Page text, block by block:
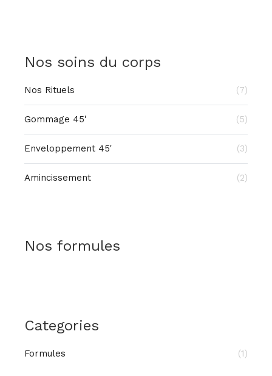
Nos soins du corps
Nos Rituels (7)
Gommage 45' (5)
Enveloppement 45' (3)
Amincissement (2)
Nos formules
Categories
Formules (1)